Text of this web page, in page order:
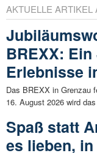
AKTUELLE ARTIKEL
BREXX:
Erlebnisse
Das BREXX in Grenzau
16. August 2026 wird
Spaß statt
es lieben, in